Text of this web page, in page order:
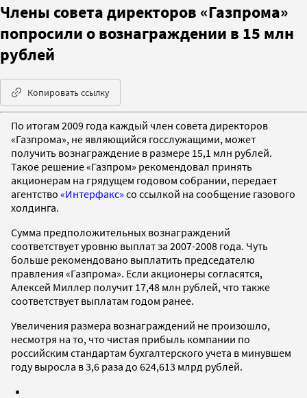
Члены совета директоров «Газпрома»
попросили о вознаграждении в 15 млн
рублей
Копировать ссылку
По итогам 2009 года каждый член совета директоров
«Газпрома», не являющийся госслужащими, может
получить вознаграждение в размере 15,1 млн рублей.
Такое решение «Газпром» рекомендовал принять
акционерам на грядущем годовом собрании, передает
агентство «Интерфакс» со ссылкой на сообщение газового
холдинга.
Сумма предположительных вознаграждений
соответствует уровню выплат за 2007-2008 года. Чуть
больше рекомендовано выплатить председателю
правления «Газпрома». Если акционеры согласятся,
Алексей Миллер получит 17,48 млн рублей, что также
соответствует выплатам годом ранее.
Увеличения размера вознаграждений не произошло,
несмотря на то, что чистая прибыль компании по
российским стандартам бухгалтерского учета в минувшем
году выросла в 3,6 раза до 624,613 млрд рублей.